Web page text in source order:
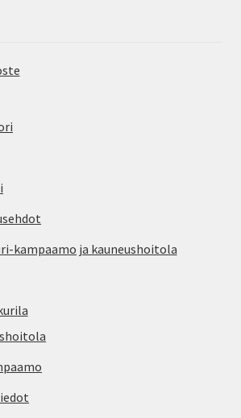
kampaamo ja kauneushoitola